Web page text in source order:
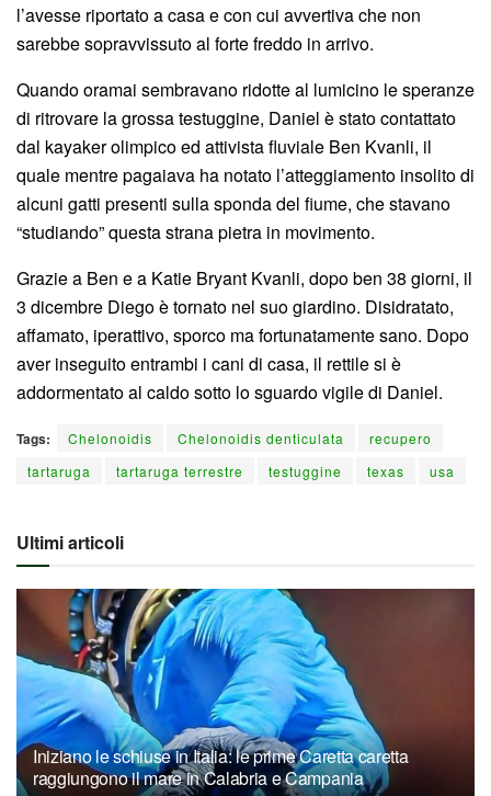
l’avesse riportato a casa e con cui avvertiva che non
sarebbe sopravvissuto al forte freddo in arrivo.
Quando oramai sembravano ridotte al lumicino le speranze
di ritrovare la grossa testuggine, Daniel è stato contattato
dal kayaker olimpico ed attivista fluviale Ben Kvanli, il
quale mentre pagaiava ha notato l’atteggiamento insolito di
alcuni gatti presenti sulla sponda del fiume, che stavano
“studiando” questa strana pietra in movimento.
Grazie a Ben e a Katie Bryant Kvanli, dopo ben 38 giorni, il
3 dicembre Diego è tornato nel suo giardino. Disidratato,
affamato, iperattivo, sporco ma fortunatamente sano. Dopo
aver inseguito entrambi i cani di casa, il rettile si è
addormentato al caldo sotto lo sguardo vigile di Daniel.
Tags: Chelonoidis Chelonoidis denticulata
recupero
tartaruga
tartaruga terrestre testuggine texas usa
Ultimi articoli
Iniziano le schiuse in Italia: le prime Caretta caretta
raggiungono il mare in Calabria e Campania